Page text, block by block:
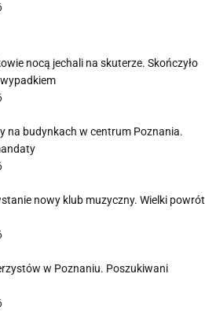
nocą jechali na skuterze. Skończyło
na budynkach w centrum Poznania.
nowy klub muzyczny. Wielki powrót
w Poznaniu. Poszukiwani